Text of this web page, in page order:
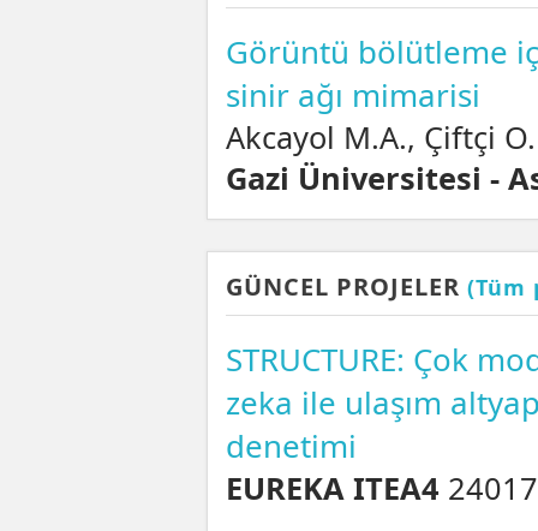
Görüntü bölütleme
sinir ağı mimarisi
Akcayol M.A., Çiftçi O.
Gazi Üniversitesi -
GÜNCEL PROJELER (Tüm
STRUCTURE: Çok
zeka ile ulaşım
denetimi
EUREKA ITEA4